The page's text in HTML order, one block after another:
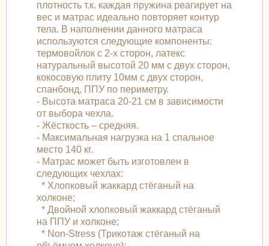
плотность т.к. каждая пружина реагирует на
вес и матрас идеально повторяет контур
тела. В наполнении данного матраса
используются следующие компоненты:
термовойлок с 2-х сторон, латекс
натуральный высотой 20 мм с двух сторон,
кокосовую плиту 10мм с двух сторон,
спанбонд, ППУ по периметру.
- Высота матраса 20-21 см в зависимости
от выбора чехла.
- Жёсткость – средняя.
- Максимальная нагрузка на 1 спальное
место 140 кг.
- Матрас может быть изготовлен в
следующих чехлах:
* Хлопковый жаккард стёганый на
холконе;
* Двойной хлопковый жаккард стёганый
на ППУ и холконе;
* Non-Stress (Трикотаж стёганый на